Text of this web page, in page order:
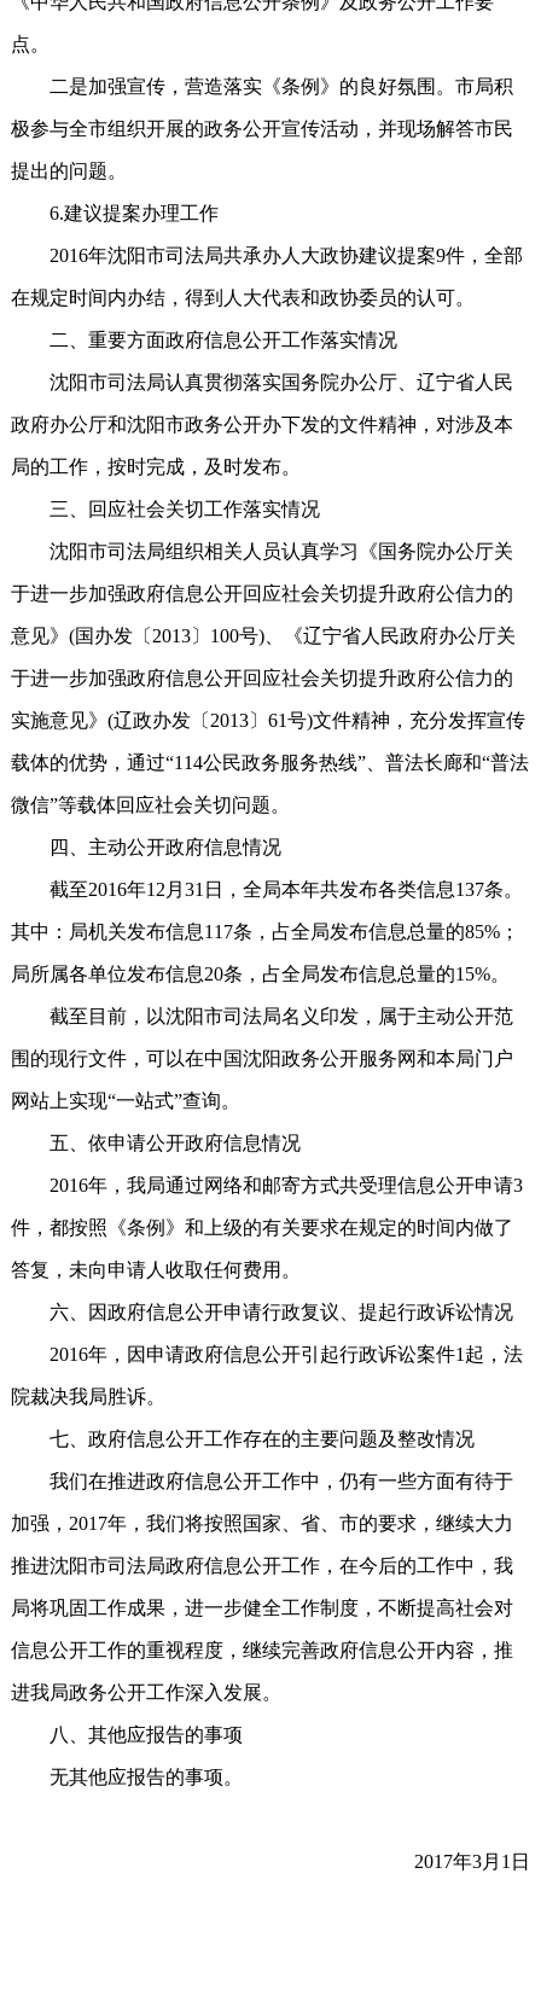
点。
二是加强宣传，营造落实《条例》的良好氛围。市局积
极参与全市组织开展的政务公开宣传活动，并现场解答市民
提出的问题。
6.建议提案办理工作
2016年沈阳市司法局共承办人大政协建议提案9件，全部
在规定时间内办结，得到人大代表和政协委员的认可。
二、重要方面政府信息公开工作落实情况
沈阳市司法局认真贯彻落实国务院办公厅、辽宁省人民
政府办公厅和沈阳市政务公开办下发的文件精神，对涉及本
局的工作，按时完成，及时发布。
三、回应社会关切工作落实情况
沈阳市司法局组织相关人员认真学习《国务院办公厅关
于进一步加强政府信息公开回应社会关切提升政府公信力的
意见》(国办发〔2013〕100号)、《辽宁省人民政府办公厅关
于进一步加强政府信息公开回应社会关切提升政府公信力的
实施意见》(辽政办发〔2013〕61号)文件精神，充分发挥宣传
载体的优势，通过“114公民政务服务热线”、普法长廊和“普法
微信”等载体回应社会关切问题。
四、主动公开政府信息情况
截至2016年12月31日，全局本年共发布各类信息137条。
其中：局机关发布信息117条，占全局发布信息总量的85%；
局所属各单位发布信息20条，占全局发布信息总量的15%。
截至目前，以沈阳市司法局名义印发，属于主动公开范
围的现行文件，可以在中国沈阳政务公开服务网和本局门户
网站上实现“一站式”查询。
五、依申请公开政府信息情况
2016年，我局通过网络和邮寄方式共受理信息公开申请3
件，都按照《条例》和上级的有关要求在规定的时间内做了
答复，未向申请人收取任何费用。
六、因政府信息公开申请行政复议、提起行政诉讼情况
2016年，因申请政府信息公开引起行政诉讼案件1起，法
院裁决我局胜诉。
七、政府信息公开工作存在的主要问题及整改情况
我们在推进政府信息公开工作中，仍有一些方面有待于
加强，2017年，我们将按照国家、省、市的要求，继续大力
推进沈阳市司法局政府信息公开工作，在今后的工作中，我
局将巩固工作成果，进一步健全工作制度，不断提高社会对
信息公开工作的重视程度，继续完善政府信息公开内容，推
进我局政务公开工作深入发展。
八、其他应报告的事项
无其他应报告的事项。
2017年3月1日